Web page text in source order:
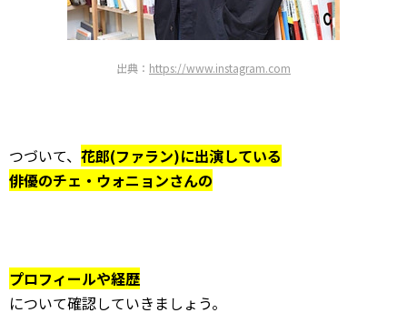
出典： https://www.instagram.com
つづいて、 花郎(ファラン)に出演している
俳優のチェ・ウォニョンさんの
プロフィールや経歴
について確認していきましょう。